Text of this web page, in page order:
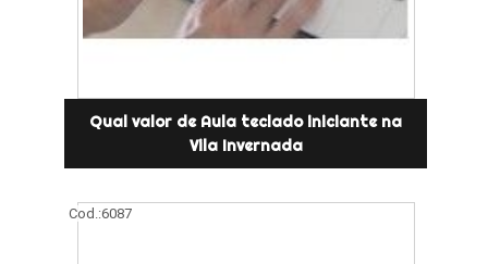
Qual valor de Aula teclado iniciante na
Vila Invernada
Cod.:6087